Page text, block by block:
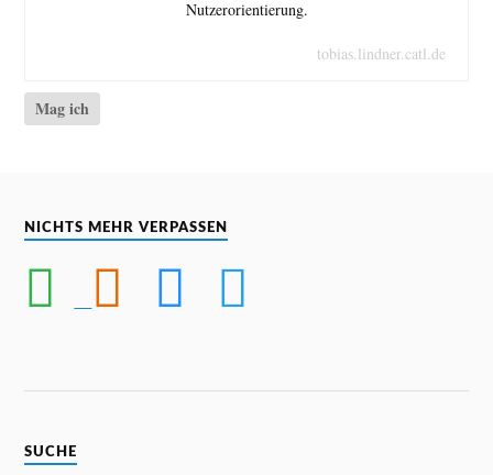
Nutzerorientierung.
tobias.lindner.catl.de
Mag ich
NICHTS MEHR VERPASSEN
SUCHE